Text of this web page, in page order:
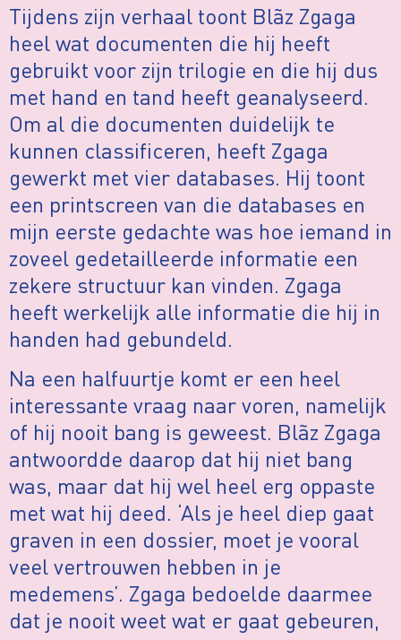
Tijdens zijn verhaal toont Blãz Zgaga
heel wat documenten die hij heeft
gebruikt voor zijn trilogie en die hij dus
met hand en tand heeft geanalyseerd.
Om al die documenten duidelijk te
kunnen classificeren, heeft Zgaga
gewerkt met vier databases. Hij toont
een printscreen van die databases en
mijn eerste gedachte was hoe iemand in
zoveel gedetailleerde informatie een
zekere structuur kan vinden. Zgaga
heeft werkelijk alle informatie die hij in
handen had gebundeld.
Na een halfuurtje komt er een heel
interessante vraag naar voren, namelijk
of hij nooit bang is geweest. Blãz Zgaga
antwoordde daarop dat hij niet bang
was, maar dat hij wel heel erg oppaste
met wat hij deed. ‘Als je heel diep gaat
graven in een dossier, moet je vooral
veel vertrouwen hebben in je
medemens’. Zgaga bedoelde daarmee
dat je nooit weet wat er gaat gebeuren,